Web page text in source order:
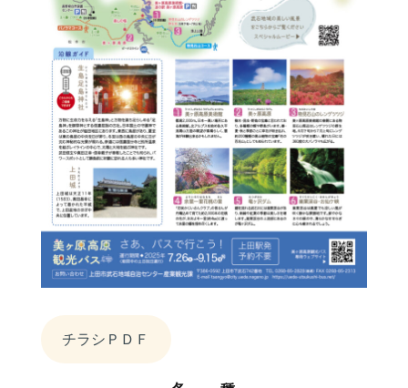
チラシＰＤＦ